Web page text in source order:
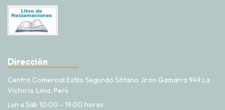
Dirección
Centro Comercial Estilo Segundo Sótano Jirón Gamarra 949 La
Victoria. Lima, Perú
Lun a Sáb 10:00 - 19:00 horas